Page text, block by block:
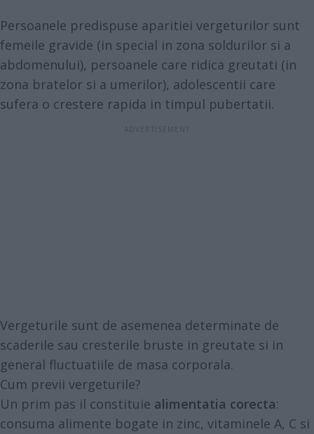
Persoanele predispuse aparitiei vergeturilor sunt
femeile gravide (in special in zona soldurilor si a
abdomenului), persoanele care ridica greutati (in
zona bratelor si a umerilor), adolescentii care
sufera o crestere rapida in timpul pubertatii.
Vergeturile sunt de asemenea determinate de
scaderile sau cresterile bruste in greutate si in
general fluctuatiile de masa corporala.
Cum previi vergeturile?
Un prim pas il constituie alimentatia corecta:
consuma alimente bogate in zinc, vitaminele A, C si